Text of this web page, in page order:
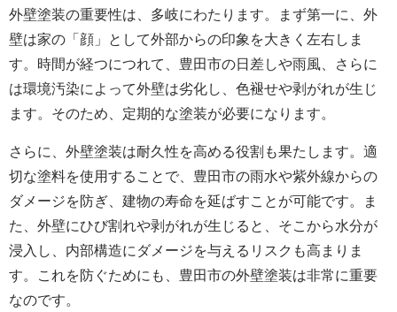
外壁塗装の重要性は、多岐にわたります。まず第一に、外
壁は家の「顔」として外部からの印象を大きく左右しま
す。時間が経つにつれて、豊田市の日差しや雨風、さらに
は環境汚染によって外壁は劣化し、色褪せや剥がれが生じ
ます。そのため、定期的な塗装が必要になります。
さらに、外壁塗装は耐久性を高める役割も果たします。適
切な塗料を使用することで、豊田市の雨水や紫外線からの
ダメージを防ぎ、建物の寿命を延ばすことが可能です。ま
た、外壁にひび割れや剥がれが生じると、そこから水分が
浸入し、内部構造にダメージを与えるリスクも高まりま
す。これを防ぐためにも、豊田市の外壁塗装は非常に重要
なのです。